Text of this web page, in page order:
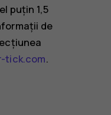
puțin 1,5
de
tick.com.